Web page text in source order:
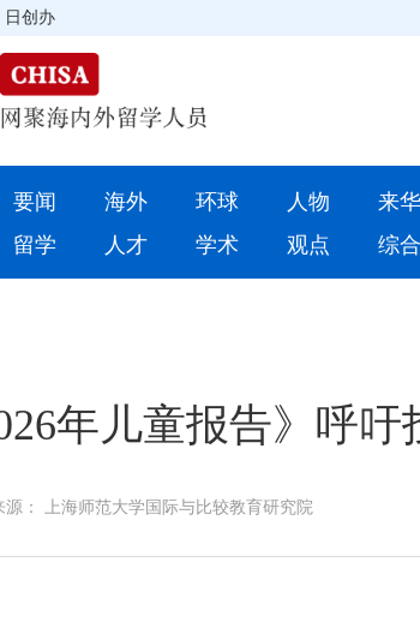
人物
更多数据
日创办
要闻 海外 环球 人物 来华
留学 人才 学术 观点 综合
年儿童报告》呼
源： 上海师范大学国际与比较教育研究院